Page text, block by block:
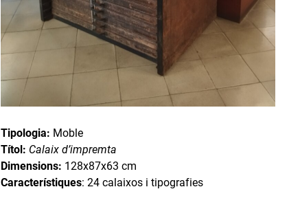
Tipologia: Moble
Títol: Calaix d’impremta
Dimensions: 128x87x63 cm
Característiques: 24 calaixos i tipografies